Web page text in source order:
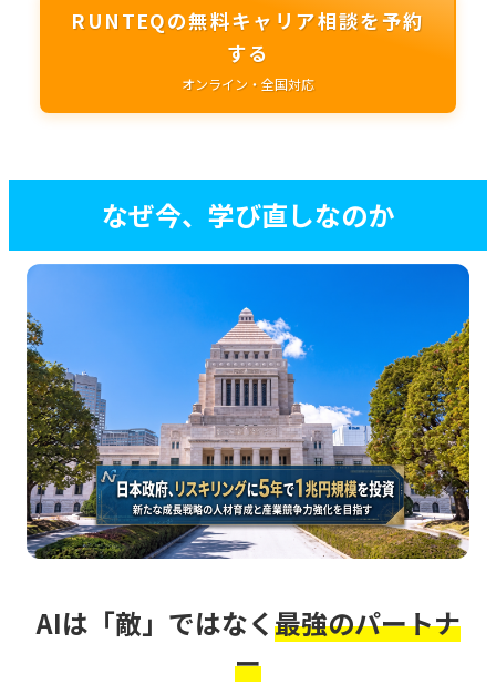
RUNTEQの無料キャリア相談を予約
する
オンライン・全国対応
なぜ今、学び直しなのか
AIは「敵」ではなく最強のパートナ
ー